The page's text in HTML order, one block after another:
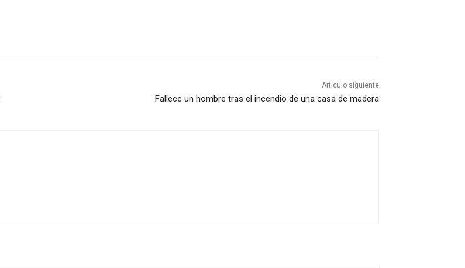
Artículo siguiente
Fallece un hombre tras el incendio de una casa de madera